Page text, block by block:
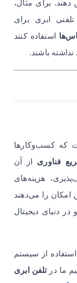
دهند. برای مثال،
ابری برای
استفاده کنند
باشند.
که کسب‌وکارها
فناوری از آن
هزینه‌های
امکان را می‌دهند
دنیای دیجیتال
از سیستم
ما درتلفن ابری